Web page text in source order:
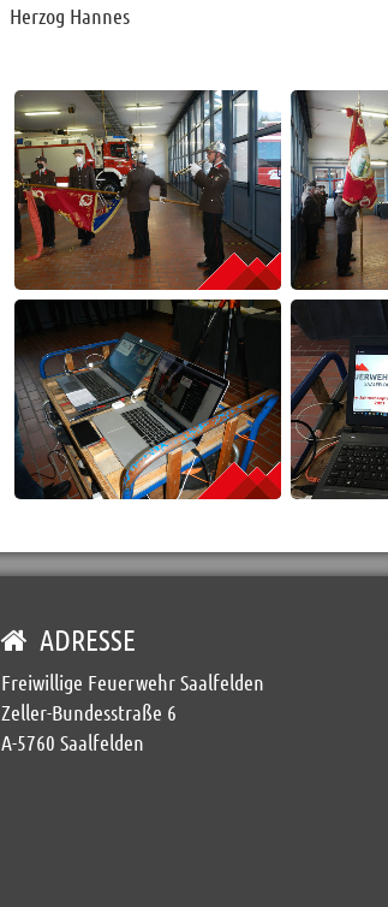
Herzog Hannes
ADRESSE
Freiwillige Feuerwehr Saalfelden
Zeller-Bundesstraße 6
A-5760 Saalfelden